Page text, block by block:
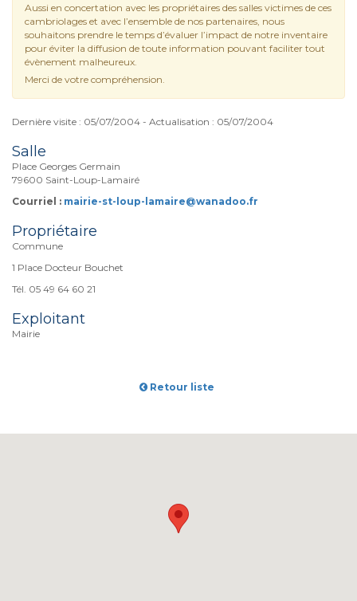
Aussi en concertation avec les propriétaires des salles victimes de ces
cambriolages et avec l’ensemble de nos partenaires, nous
souhaitons prendre le temps d’évaluer l’impact de notre inventaire
pour éviter la diffusion de toute information pouvant faciliter tout
évènement malheureux.
Merci de votre compréhension.
Dernière visite : 05/07/2004 - Actualisation : 05/07/2004
Salle
Place Georges Germain
79600 Saint-Loup-Lamairé
Courriel : mairie-st-loup-lamaire@wanadoo.fr
Propriétaire
Commune
1 Place Docteur Bouchet
Tél. 05 49 64 60 21
Exploitant
Mairie
Retour liste